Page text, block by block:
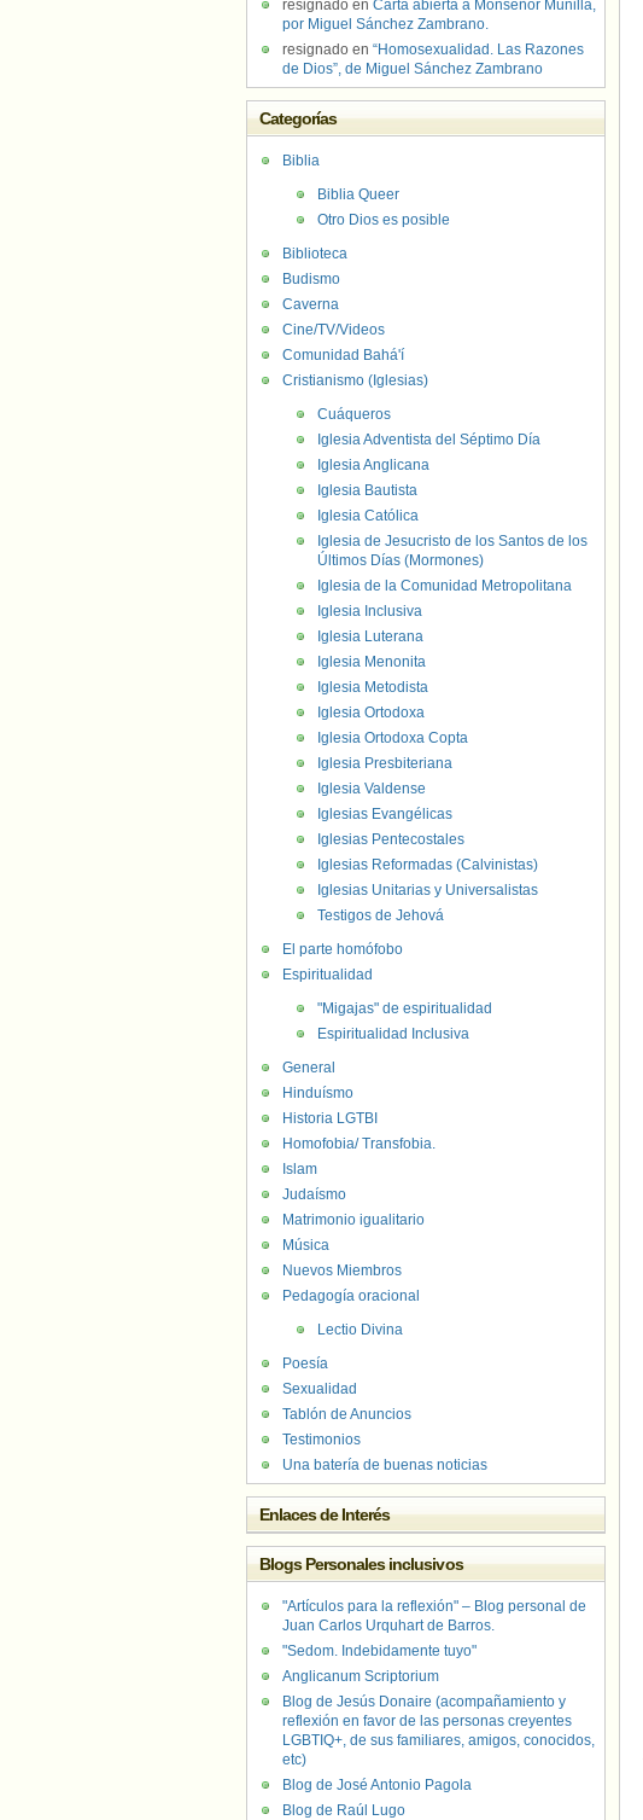
resignado en Carta abierta a Monseñor Munilla,
por Miguel Sánchez Zambrano.
resignado en “Homosexualidad. Las Razones
de Dios”, de Miguel Sánchez Zambrano
Categorías
Biblia
Biblia Queer
Otro Dios es posible
Biblioteca
Budismo
Caverna
Cine/TV/Videos
Comunidad Bahá'í
Cristianismo (Iglesias)
Cuáqueros
Iglesia Adventista del Séptimo Día
Iglesia Anglicana
Iglesia Bautista
Iglesia Católica
Iglesia de Jesucristo de los Santos de los
Últimos Días (Mormones)
Iglesia de la Comunidad Metropolitana
Iglesia Inclusiva
Iglesia Luterana
Iglesia Menonita
Iglesia Metodista
Iglesia Ortodoxa
Iglesia Ortodoxa Copta
Iglesia Presbiteriana
Iglesia Valdense
Iglesias Evangélicas
Iglesias Pentecostales
Iglesias Reformadas (Calvinistas)
Iglesias Unitarias y Universalistas
Testigos de Jehová
El parte homófobo
Espiritualidad
"Migajas" de espiritualidad
Espiritualidad Inclusiva
General
Hinduísmo
Historia LGTBI
Homofobia/ Transfobia.
Islam
Judaísmo
Matrimonio igualitario
Música
Nuevos Miembros
Pedagogía oracional
Lectio Divina
Poesía
Sexualidad
Tablón de Anuncios
Testimonios
Una batería de buenas noticias
Enlaces de Interés
Blogs Personales inclusivos
"Artículos para la reflexión" – Blog personal de
Juan Carlos Urquhart de Barros.
"Sedom. Indebidamente tuyo"
Anglicanum Scriptorium
Blog de Jesús Donaire (acompañamiento y
reflexión en favor de las personas creyentes
LGBTIQ+, de sus familiares, amigos, conocidos,
etc)
Blog de José Antonio Pagola
Blog de Raúl Lugo